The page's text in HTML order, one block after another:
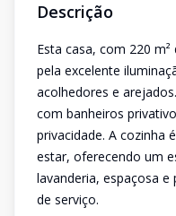
Descrição
Esta casa, com 220
pela excelente
acolhedores e
com banheiros
privacidade. A cozinha
estar, oferecendo um
lavanderia, espaçosa
de serviço.